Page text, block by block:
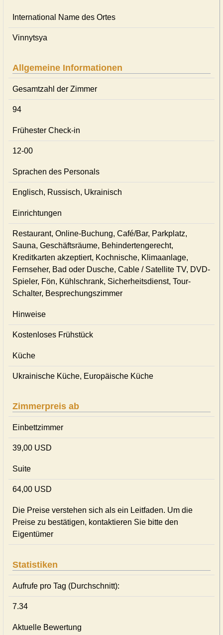
International Name des Ortes
Vinnytsya
Allgemeine Informationen
Gesamtzahl der Zimmer
94
Frühester Check-in
12-00
Sprachen des Personals
Englisch, Russisch, Ukrainisch
Einrichtungen
Restaurant, Online-Buchung, Café/Bar, Parkplatz,
Sauna, Geschäftsräume, Behindertengerecht,
Kreditkarten akzeptiert, Kochnische, Klimaanlage,
Fernseher, Bad oder Dusche, Cable / Satellite TV, DVD-
Spieler, Fön, Kühlschrank, Sicherheitsdienst, Tour-
Schalter, Besprechungszimmer
Hinweise
Kostenloses Frühstück
Küche
Ukrainische Küche, Europäische Küche
Zimmerpreis ab
Einbettzimmer
39,00 USD
Suite
64,00 USD
Die Preise verstehen sich als ein Leitfaden. Um die
Preise zu bestätigen, kontaktieren Sie bitte den
Eigentümer
Statistiken
Aufrufe pro Tag (Durchschnitt):
7.34
Aktuelle Bewertung